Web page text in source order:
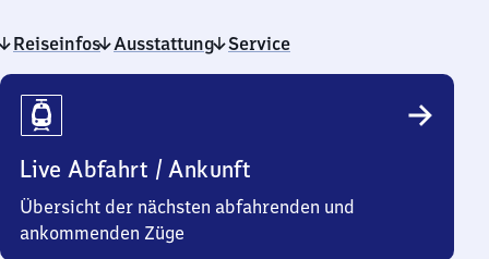
Reiseinfos Ausstattung Service
Reiseinfos
Live Abfahrt / Ankunft
Übersicht der nächsten abfahrenden und
ankommenden Züge